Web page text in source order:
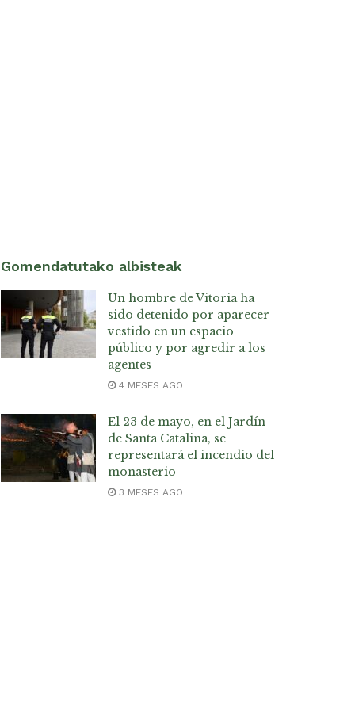
Gomendatutako albisteak
Un hombre de Vitoria ha
sido detenido por aparecer
vestido en un espacio
público y por agredir a los
agentes
4 MESES AGO
El 23 de mayo, en el Jardín
de Santa Catalina, se
representará el incendio del
monasterio
3 MESES AGO